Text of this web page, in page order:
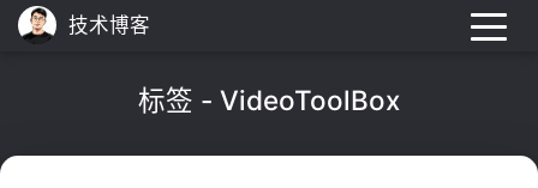
技术博客
标签 - VideoToolBox